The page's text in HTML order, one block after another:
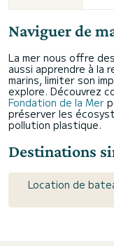
Naviguer de
La mer nous offre
aussi apprendre à la
marins, limiter son
explore. Découvrez
Fondation de la Mer
préserver les
pollution plastique.
Destinations
Location de